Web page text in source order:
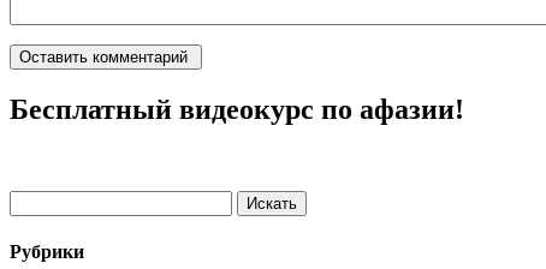
Бесплатный видеокурс по афазии!
Рубрики